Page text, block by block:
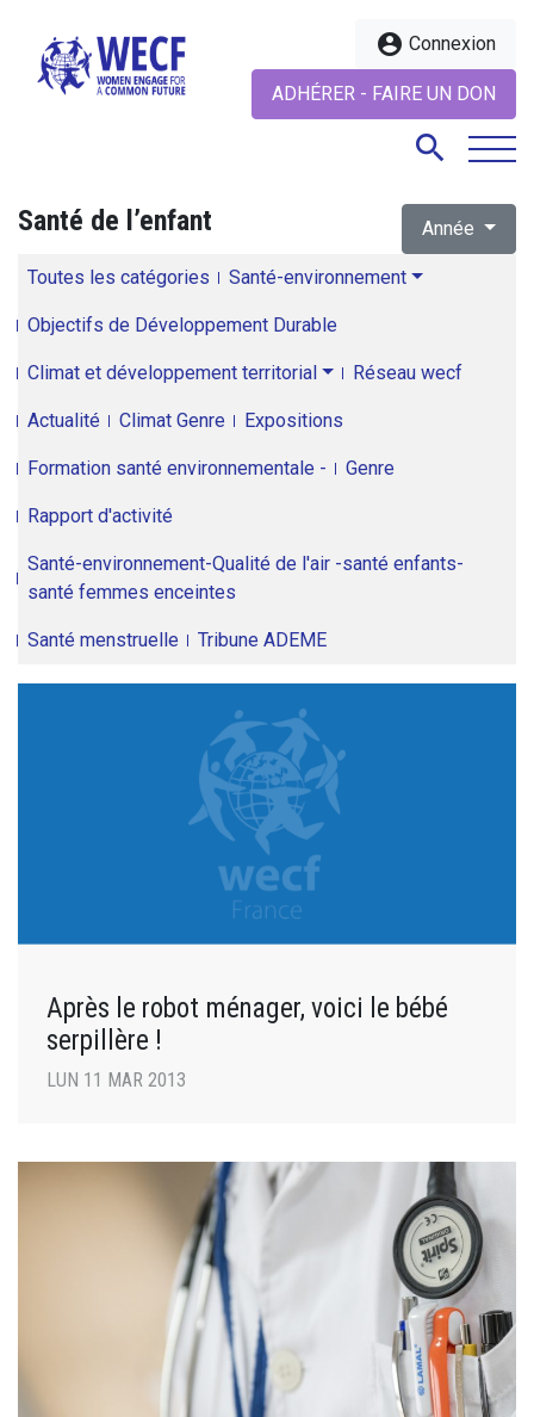
account_circle Connexion
ADHÉRER - FAIRE UN DON
search
Santé de l’enfant Année
Toutes les catégories Santé-environnement
Objectifs de Développement Durable
Climat et développement territorial Réseau wecf
Actualité Climat Genre Expositions
Formation santé environnementale - Genre
Rapport d'activité
Santé-environnement-Qualité de l'air -santé enfants-
santé femmes enceintes
Santé menstruelle Tribune ADEME
Après le robot ménager, voici le bébé
serpillère !
LUN 11 MAR 2013